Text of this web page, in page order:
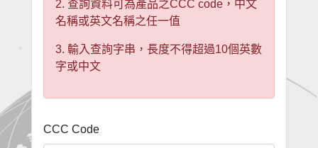
2. 查詢資料可為產品之CCC code，中文
名稱或英文名稱之任一值
3. 輸入查詢字串，長度不得超過10個英數
字或中文
CCC Code